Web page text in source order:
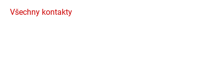
Všechny kontakty